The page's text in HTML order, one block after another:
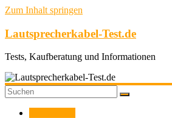
Zum Inhalt springen
Lautsprecherkabel-Test.de
Tests, Kaufberatung und Informationen